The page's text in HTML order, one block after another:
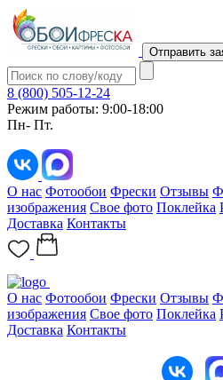
Отправить
8 (800) 505-12-24
Режим работы: 9:00-18:00
Пн- Пт.
О нас Фотообои Фрески Отзывы
изображения Свое фото Поклейка
Доставка Контакты
О нас Фотообои Фрески Отзывы
изображения Свое фото Поклейка
Доставка Контакты